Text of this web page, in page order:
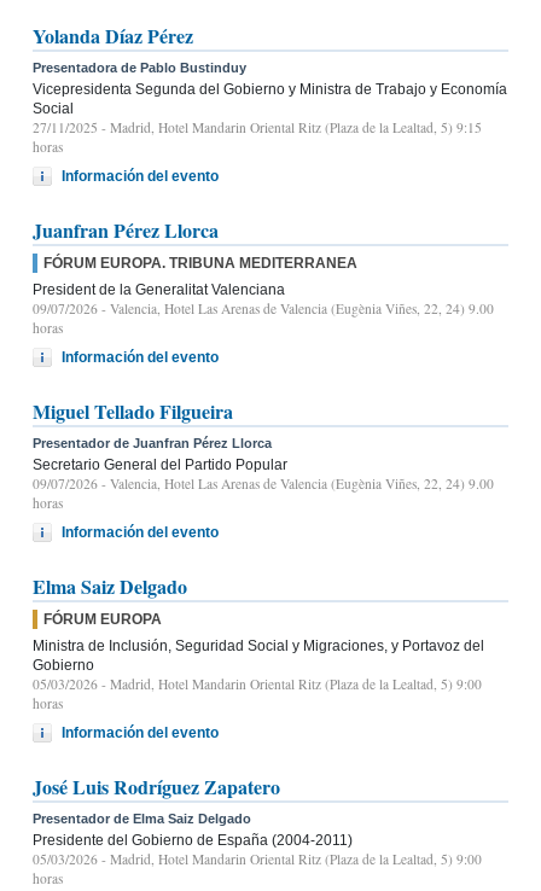
Yolanda Díaz Pérez
Presentadora de Pablo Bustinduy
Vicepresidenta Segunda del Gobierno y Ministra de Trabajo y Economía
Social
27/11/2025 - Madrid, Hotel Mandarin Oriental Ritz (Plaza de la Lealtad, 5) 9:15
horas
Información del evento
Juanfran Pérez Llorca
FÓRUM EUROPA. TRIBUNA MEDITERRANEA
President de la Generalitat Valenciana
09/07/2026 - Valencia, Hotel Las Arenas de Valencia (Eugènia Viñes, 22, 24) 9.00
horas
Información del evento
Miguel Tellado Filgueira
Presentador de Juanfran Pérez Llorca
Secretario General del Partido Popular
09/07/2026 - Valencia, Hotel Las Arenas de Valencia (Eugènia Viñes, 22, 24) 9.00
horas
Información del evento
Elma Saiz Delgado
FÓRUM EUROPA
Ministra de Inclusión, Seguridad Social y Migraciones, y Portavoz del
Gobierno
05/03/2026 - Madrid, Hotel Mandarin Oriental Ritz (Plaza de la Lealtad, 5) 9:00
horas
Información del evento
José Luis Rodríguez Zapatero
Presentador de Elma Saiz Delgado
Presidente del Gobierno de España (2004-2011)
05/03/2026 - Madrid, Hotel Mandarin Oriental Ritz (Plaza de la Lealtad, 5) 9:00
horas